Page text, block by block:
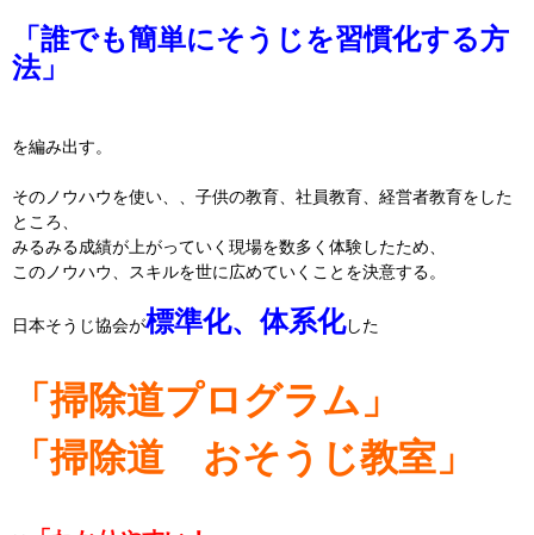
「 誰でも簡単にそうじを習慣化する方
法」
を編み出す。
そのノウハウを使い、、子供の教育、社員教育、 経営者教育をした
ところ、
みるみる成績が上がっていく現場を数多く体験したため、
このノウハウ、スキルを世に広めていくことを決意する。
日本そうじ協会が標準化、体系化した
「掃除道プログラム」
「掃除道おそうじ教室」